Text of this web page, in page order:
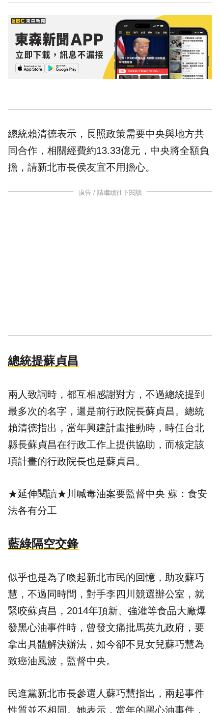
總統賴清德表示，長照政策需要中央與地方共
同合作，相關經費約13.33億元，中央將全額負
擔，請新北市長侯友宜不用擔心。
廣告 / 請繼續往下閱讀
總統提蘇貞昌
兩人致詞時，都互相感謝對方，不過總統提到
最多次的名字，還是前行政院長蘇貞昌。總統
賴清德指出，當年興建計畫推動時，時任台北
縣長蘇貞昌在行政工作上提供協助，而核定該
項計畫的行政院長也是蘇貞昌。
★延伸閱讀★ 川喊毒油案要監督中央 蘇：食安
法各有分工
藍綠隔空交鋒
似乎也是為了喚起新北市民的回憶，助攻蘇巧
慧，不過同時間，對手李四川競選辦公室，就
緊咬蘇貞昌，2014年頂新、強灌等食品大廠爆
發黑心油事件時，曾發文痛批馬英九政府，要
拿出具體解決辦法，如今卻不見女兒蘇巧慧為
致癌油風波，監督中央。
民進黨新北市長參選人蘇巧慧指出，兩起事件
性質並不相同。她表示，當年的黑心油事件，